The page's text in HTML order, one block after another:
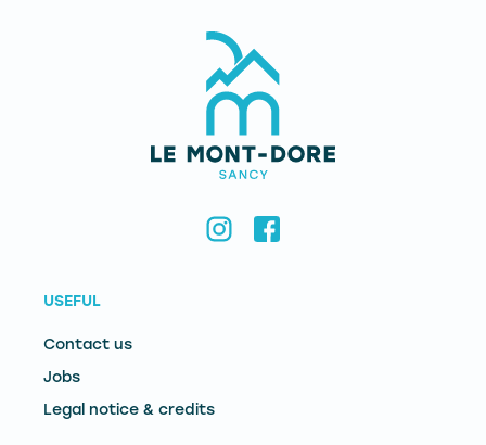
USEFUL
Contact us
Jobs
Legal notice & credits